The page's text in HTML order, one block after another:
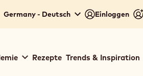
Germany - Deutsch Einloggen
Rezepte Trends & Inspiration